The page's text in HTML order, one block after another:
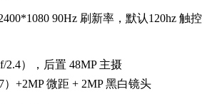
90Hz 刷新率，默认120hz 触控
2.4），后置 48MP 主摄
+2MP 微距 + 2MP 黑白镜头